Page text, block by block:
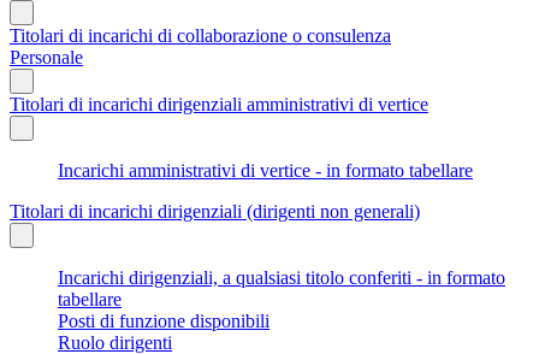
Titolari di incarichi di collaborazione o consulenza
Personale
Titolari di incarichi dirigenziali amministrativi di vertice
Incarichi amministrativi di vertice - in formato tabellare
Titolari di incarichi dirigenziali (dirigenti non generali)
Incarichi dirigenziali, a qualsiasi titolo conferiti - in formato
tabellare
Posti di funzione disponibili
Ruolo dirigenti